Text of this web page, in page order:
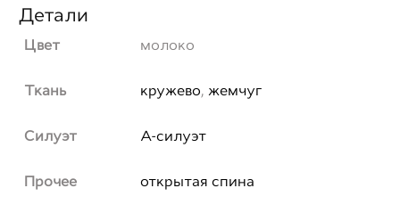
Детали
Цвет молоко
Ткань кружево, жемчуг
Силуэт А-силуэт
Прочее открытая спина